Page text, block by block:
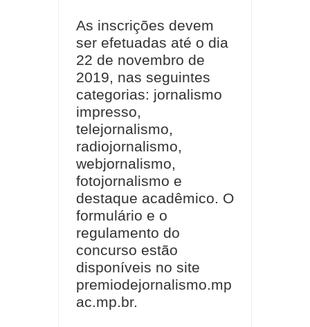
As inscrições devem
ser efetuadas até o dia
22 de novembro de
2019, nas seguintes
categorias: jornalismo
impresso,
telejornalismo,
radiojornalismo,
webjornalismo,
fotojornalismo e
destaque acadêmico. O
formulário e o
regulamento do
concurso estão
disponíveis no site
premiodejornalismo.mp
ac.mp.br.